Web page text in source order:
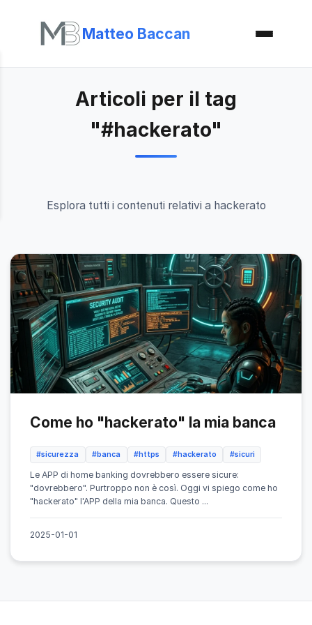
Matteo Baccan
Articoli per il tag
"#hackerato"
Esplora tutti i contenuti relativi a hackerato
Come ho "hackerato" la mia banca
#sicurezza #banca #https #hackerato #sicuri
Le APP di home banking dovrebbero essere sicure:
"dovrebbero". Purtroppo non è così. Oggi vi spiego come ho
"hackerato" l'APP della mia banca. Questo ...
2025-01-01